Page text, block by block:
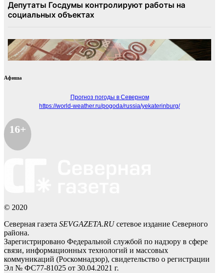
Афиша
Прогноз погоды в Северном
https://world-weather.ru/pogoda/russia/yekaterinburg/
16+
© 2020
Северная газета SEVGAZETA.RUсетевое издание Северного
района.
Зарегистрировано Федеральной службой по надзору в сфере
связи, информационных технологий и массовых
коммуникаций (Роскомнадзор), свидетельство о регистрации
Эл № ФС77-81025 от 30.04.2021 г.